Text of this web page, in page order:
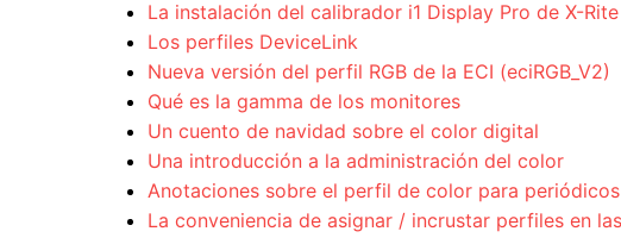
La instalación del calibrador i1 Display Pro de X-Rite
Los perfiles DeviceLink
Nueva versión del perfil RGB de la ECI (eciRGB_V2)
Qué es la gamma de los monitores
Un cuento de navidad sobre el color digital
Una introducción a la administración del color
Anotaciones sobre el perfil de color para
La conveniencia de asignar / incrustar perfiles en